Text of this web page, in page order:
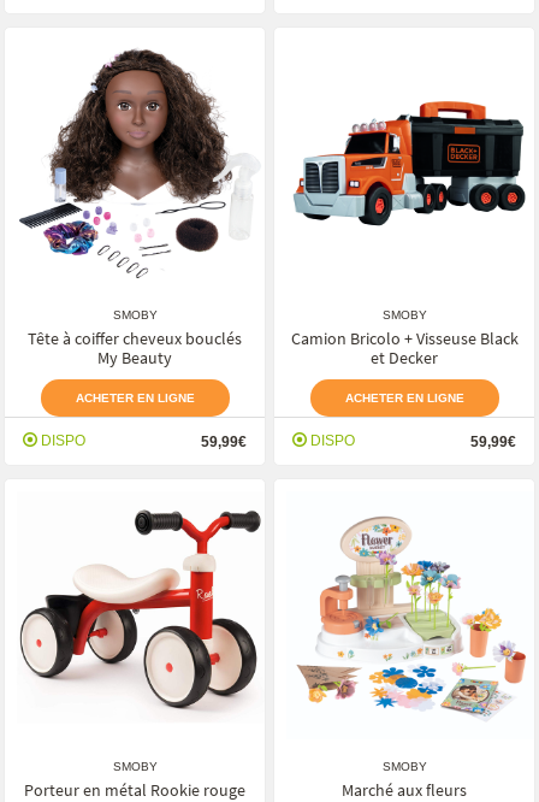
SMOBY
Tête à coiffer cheveux bouclés
My Beauty
ACHETER EN LIGNE
DISPO 59,99€
SMOBY
Camion Bricolo + Visseuse Black
et Decker
ACHETER EN LIGNE
DISPO 59,99€
SMOBY
Porteur en métal Rookie rouge
SMOBY
Marché aux fleurs